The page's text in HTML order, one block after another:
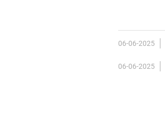
06-06-2025
06-06-2025